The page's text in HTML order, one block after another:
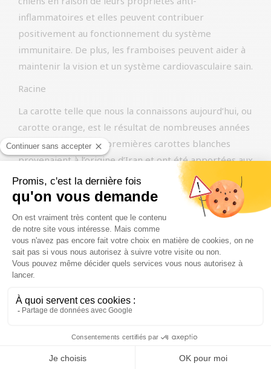
inflammatoires et elles peuvent contribuer
positivement au fonctionnement du système
immunitaire. De plus, les framboises peuvent aider à
maintenir la vision et un système cardiovasculaire sain.
Racine
La carotte telle que nous la connaissons aujourd’hui, ou
carotte orange, est le résultat de nombreuses années
de croisements. Les premières carottes blanches
provenaient à l’origine d’Iran et ont été apportées aux
Pays-Bas par la Compagnie néerlandaise des Indes
orientales au XVIIe siècle.
Les racines sont une source importante de vitamines
et de fibres. Par exemple, les carottes contiennent du
rétinol (vitamine A1) et du bêta-carotène, qui est
transformé en vitamine A dans l’organisme, ce qui est
important pour la formation des capillaires et la santé
de toutes les cellules. Les fibres contenues dans les
carottes contribuent à la digestion du chien. Chez
les problèmes de pelage et de peau spécifiques à la